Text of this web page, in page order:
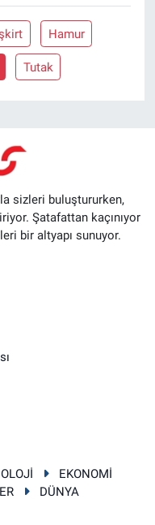
Hamur
Tutak
sizleri buluştururken,
Şatafattan kaçınıyor
bir altyapı sunuyor.
EKONOMİ
DÜNYA